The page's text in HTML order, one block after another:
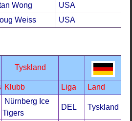
Wong
USA
Weiss USA
Tyskland
Klubb Liga Land
Nürnberg Ice
Tigers
DEL Tyskland